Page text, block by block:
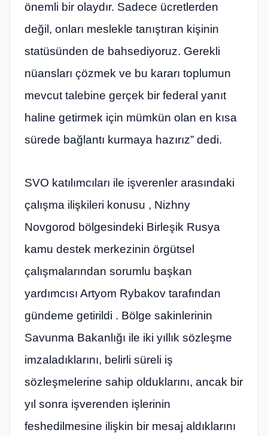
önemli bir olaydır. Sadece ücretlerden
değil, onları meslekle tanıştıran kişinin
statüsünden de bahsediyoruz. Gerekli
nüansları çözmek ve bu kararı toplumun
mevcut talebine gerçek bir federal yanıt
haline getirmek için mümkün olan en kısa
sürede bağlantı kurmaya hazırız” dedi.
SVO katılımcıları ile işverenler arasındaki
çalışma ilişkileri konusu , Nizhny
Novgorod bölgesindeki Birleşik Rusya
kamu destek merkezinin örgütsel
çalışmalarından sorumlu başkan
yardımcısı Artyom Rybakov tarafından
gündeme getirildi . Bölge sakinlerinin
Savunma Bakanlığı ile iki yıllık sözleşme
imzaladıklarını, belirli süreli iş
sözleşmelerine sahip olduklarını, ancak bir
yıl sonra işverenden işlerinin
feshedilmesine ilişkin bir mesaj aldıklarını